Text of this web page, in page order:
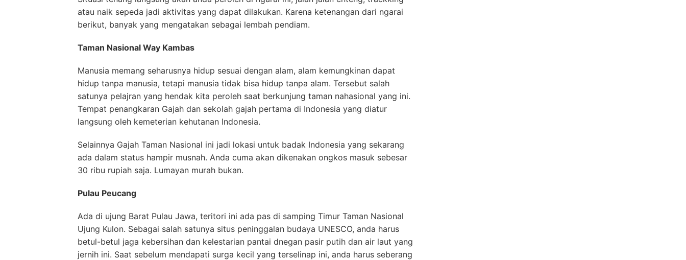
atau naik sepeda jadi aktivitas yang dapat dilakukan. Karena ketenangan dari ngarai
berikut, banyak yang mengatakan sebagai lembah pendiam.
Taman Nasional Way Kambas
Manusia memang seharusnya hidup sesuai dengan alam, alam kemungkinan dapat
hidup tanpa manusia, tetapi manusia tidak bisa hidup tanpa alam. Tersebut salah
satunya pelajran yang hendak kita peroleh saat berkunjung taman nahasional yang ini.
Tempat penangkaran Gajah dan sekolah gajah pertama di Indonesia yang diatur
langsung oleh kemeterian kehutanan Indonesia.
Selainnya Gajah Taman Nasional ini jadi lokasi untuk badak Indonesia yang sekarang
ada dalam status hampir musnah. Anda cuma akan dikenakan ongkos masuk sebesar
30 ribu rupiah saja. Lumayan murah bukan.
Pulau Peucang
Ada di ujung Barat Pulau Jawa, teritori ini ada pas di samping Timur Taman Nasional
Ujung Kulon. Sebagai salah satunya situs peninggalan budaya UNESCO, anda harus
betul-betul jaga kebersihan dan kelestarian pantai dnegan pasir putih dan air laut yang
jernih ini. Saat sebelum mendapati surga kecil yang terselinap ini, anda harus seberang